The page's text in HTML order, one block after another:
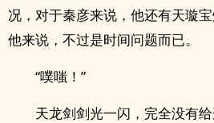
况，对于秦彦来说，他还有天璇
他来说，不过是时间问题而已。
“噗嗤！”
天龙剑剑光一闪，完全没有